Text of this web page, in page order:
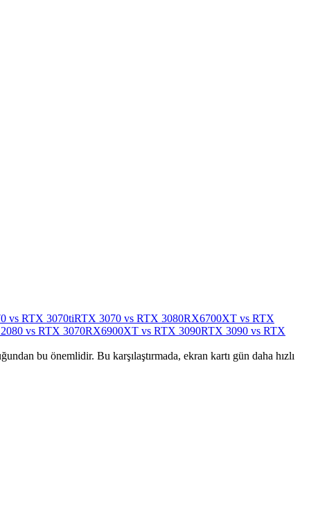
vs RTX 3070tiRTX 3070 vs RTX 3080RX6700XT vs RTX
vs RTX 3070RX6900XT vs RTX 3090RTX 3090 vs RTX
bu önemlidir. Bu karşılaştırmada, ekran kartı gün daha hızlı